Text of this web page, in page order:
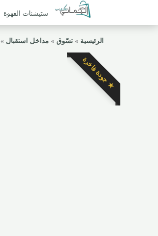
ستيشنات القهوة
الرئيسية »تسّوق » مداخل استقبال »
★ جودة فاخرة